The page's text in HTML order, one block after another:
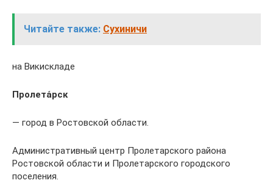
Читайте также: Сухиничи
на Викискладе
Пролета́рск
— город в Ростовской области.
Административный центр Пролетарского района
Ростовской области и Пролетарского городского
поселения.